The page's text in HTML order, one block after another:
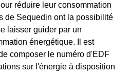
réduire leur consommation
de Sequedin ont la possibilité
laisser guider par un
énergétique. Il est
composer le numéro d'EDF
sur l'énergie à disposition